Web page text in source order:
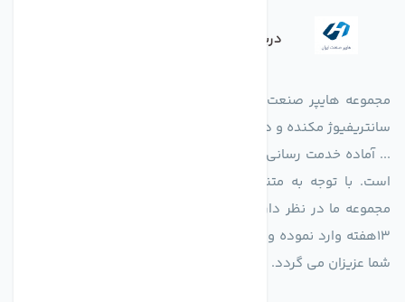
درباره فروشگاه
مجموعه هایپر صنعت ایران در امر تولید و واردات انواع فن های
سانتریفیوژ مکنده و دمنده آکسیال، سقفی، بین کانالی، مرغداری و
... آماده خدمت رسانی به شرکت های تولیدی، صنعتی و ساختمانی
است. با توجه به متنوع بودن فن های تولیدی کمپانی اروپایی
مجموعه ما در نظر دارد کالاهای تخصصی شما عزیزان رو در صرف
13هفته وارد نموده و این عمر باعث صرفه جویی در هزینه و زمان
شما عزیزان می گردد.